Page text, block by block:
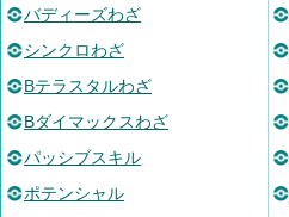
バディーズわざ
シンクロわざ
Bテラスタルわざ
Bダイマックスわざ
パッシブスキル
ポテンシャル